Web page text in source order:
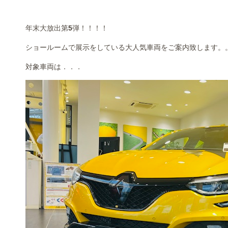
年末大放出第5弾！！！！
ショールームで展示をしている大人気車両をご案内致します。
対象車両は．．．